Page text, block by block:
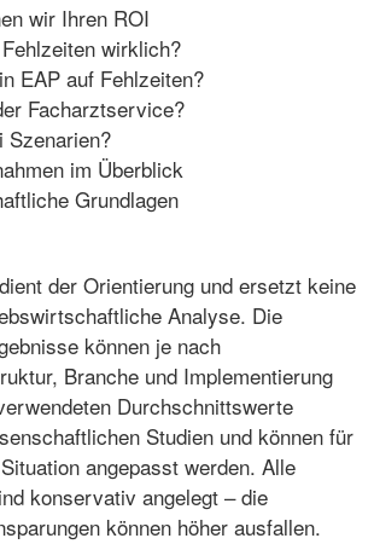
wir Ihren ROI
wirklich?
EAP auf Fehlzeiten?
Facharztservice?
im Überblick
Grundlagen
der Orientierung und ersetzt keine
Analyse. Die
können je nach
Branche und Implementierung
Durchschnittswerte
Studien und können für
angepasst werden. Alle
konservativ angelegt – die
können höher ausfallen.